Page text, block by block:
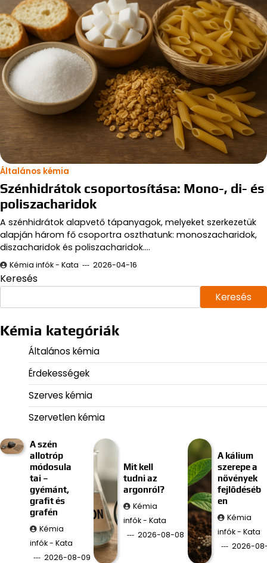
Általános kémia
Szénhidrátok csoportosítása: Mono-, di- és
poliszacharidok
A szénhidrátok alapvető tápanyagok, melyeket szerkezetük
alapján három fő csoportra oszthatunk: monoszacharidok,
diszacharidok és poliszacharidok.…
Kémia infók - Kata 2026-04-16
Keresés
Keresés
Kémia kategóriák
Általános kémia
Érdekességek
Szerves kémia
Szervetlen kémia
A szén
allotróp
módosula
tai –
gyémánt,
grafit és
grafén
Kémia
infók - Kata
2026-08-09
Mit kell
tudni az
argonról?
Kémia
infók - Kata
2026-08-08
A kálium
szerepe a
növények
fejlődéséb
en
Kémia
infók - Kata
2026-